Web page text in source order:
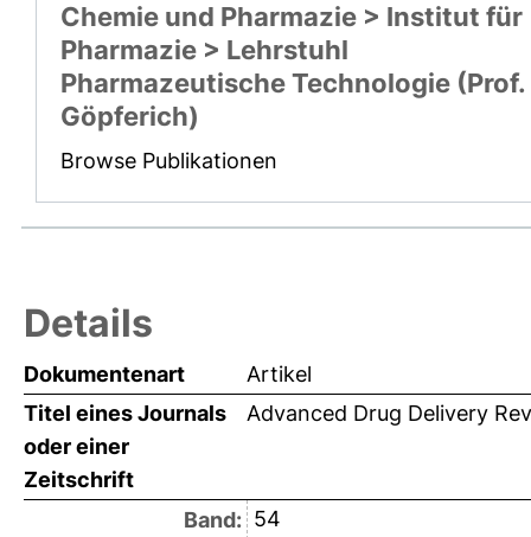
Chemie und Pharmazie > Institut für
Pharmazie > Lehrstuhl
Pharmazeutische Technologie (Prof.
Göpferich)
Browse Publikationen
Details
Dokumentenart
Artikel
Titel eines Journals
oder einer
Zeitschrift
Advanced Drug Delivery
Band: 54